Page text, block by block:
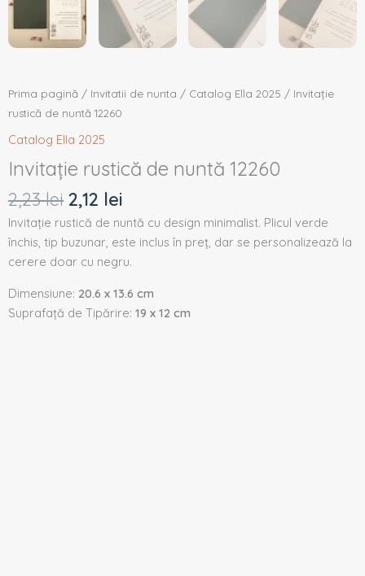
Prima pagină / Invitatii de nunta / Catalog Ella 2025 / Invitație
rustică de nuntă 12260
Catalog Ella 2025
Invitație rustică de nuntă 12260
2,23lei 2,12 lei
Invitație rustică de nuntă cu design minimalist. Plicul verde
închis, tip buzunar, este inclus în preț, dar se personalizează la
cerere doar cu negru.
Dimensiune: 20.6 x 13.6 cm
Suprafață de Tipărire: 19 x 12 cm